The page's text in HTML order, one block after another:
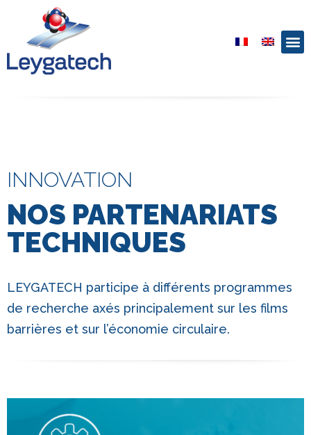
INNOVATION
NOS PARTENARIATS
TECHNIQUES
LEYGATECH participe à différents programmes
de recherche axés principalement sur les films
barrières et sur l’économie circulaire.